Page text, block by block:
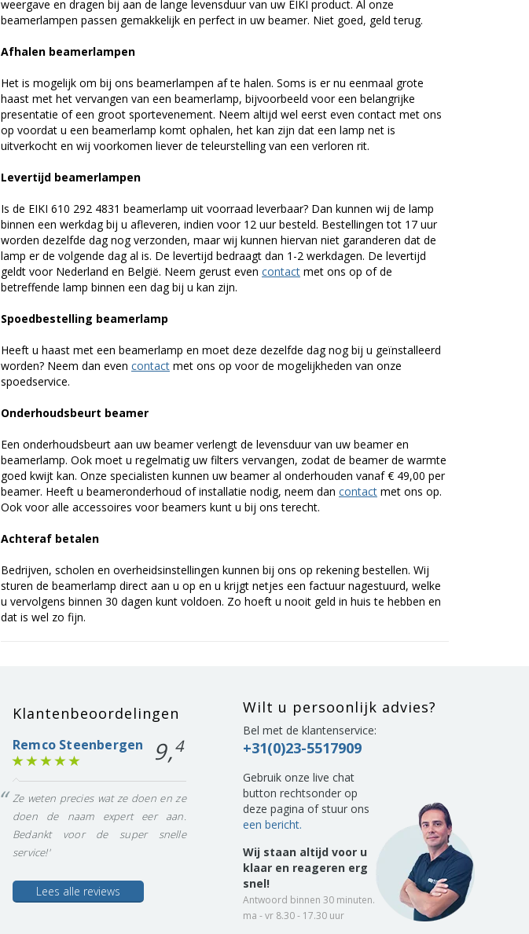
weergave en dragen bij aan de lange levensduur van uw EIKI product. Al onze
beamerlampen passen gemakkelijk en perfect in uw beamer. Niet goed, geld terug.
Afhalen beamerlampen
Het is mogelijk om bij ons beamerlampen af te halen. Soms is er nu eenmaal grote
haast met het vervangen van een beamerlamp, bijvoorbeeld voor een belangrijke
presentatie of een groot sportevenement. Neem altijd wel eerst even contact met ons
op voordat u een beamerlamp komt ophalen, het kan zijn dat een lamp net is
uitverkocht en wij voorkomen liever de teleurstelling van een verloren rit.
Levertijd beamerlampen
Is de EIKI 610 292 4831 beamerlamp uit voorraad leverbaar? Dan kunnen wij de lamp
binnen een werkdag bij u afleveren, indien voor 12 uur besteld. Bestellingen tot 17 uur
worden dezelfde dag nog verzonden, maar wij kunnen hiervan niet garanderen dat de
lamp er de volgende dag al is. De levertijd bedraagt dan 1-2 werkdagen. De levertijd
geldt voor Nederland en België. Neem gerust even contact met ons op of de
betreffende lamp binnen een dag bij u kan zijn.
Spoedbestelling beamerlamp
Heeft u haast met een beamerlamp en moet deze dezelfde dag nog bij u geïnstalleerd
worden? Neem dan even contact met ons op voor de mogelijkheden van onze
spoedservice.
Onderhoudsbeurt beamer
Een onderhoudsbeurt aan uw beamer verlengt de levensduur van uw beamer en
beamerlamp. Ook moet u regelmatig uw filters vervangen, zodat de beamer de warmte
goed kwijt kan. Onze specialisten kunnen uw beamer al onderhouden vanaf € 49,00 per
beamer. Heeft u beameronderhoud of installatie nodig, neem dan contact met ons op.
Ook voor alle accessoires voor beamers kunt u bij ons terecht.
Achteraf betalen
Bedrijven, scholen en overheidsinstellingen kunnen bij ons op rekening bestellen. Wij
sturen de beamerlamp direct aan u op en u krijgt netjes een factuur nagestuurd, welke
u vervolgens binnen 30 dagen kunt voldoen. Zo hoeft u nooit geld in huis te hebben en
dat is wel zo fijn.
Klantenbeoordelingen
Remco Steenbergen 9,4
Ze weten precies wat ze doen en ze
doen de naam expert eer aan.
Bedankt voor de super snelle
service!'
Lees alle reviews
Wilt u persoonlijk advies?
Bel met de klantenservice:
+31(0)23-5517909
Gebruik onze live chat
button rechtsonder op
deze pagina of stuur ons
een bericht.
Wij staan altijd voor u
klaar en reageren erg
snel!
Antwoord binnen 30 minuten.
ma - vr 8.30 - 17.30 uur